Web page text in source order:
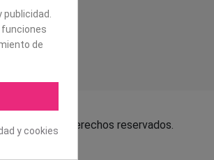
Todos los derechos reservados.
publicidad.
de
y cookies